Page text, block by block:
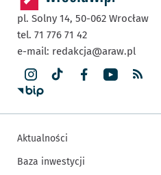
pl. Solny 14, 50-062 Wrocław
tel. 71 776 71 42
e-mail: redakcja@araw.pl
Aktualności
Baza inwestycji